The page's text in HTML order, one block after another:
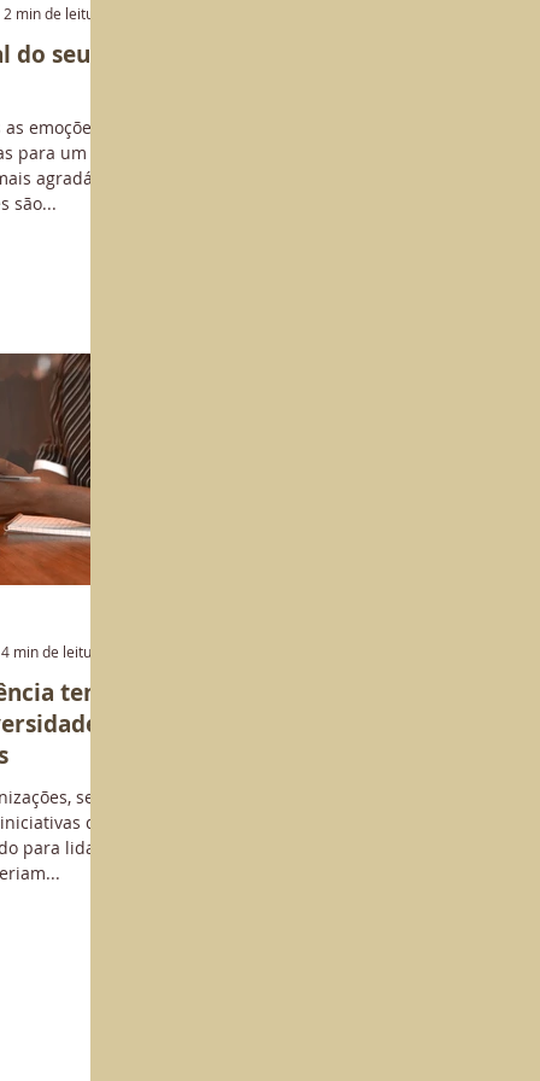
do seu
emoções
para um
agradável
são...
2 min de leitura
tem
seus
que
para lidar
4 min de leitura